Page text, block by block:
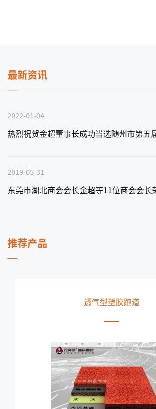
最新资讯
2022-01-04
热烈祝贺金超董事长成功当选随州市第五
2019-05-31
推荐产品